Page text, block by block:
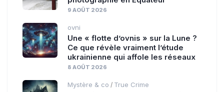
9 AOÛT 2026
ovni
Une « flotte d’ovnis » sur la Lune ?
Ce que révèle vraiment l’étude
ukrainienne qui affole les réseaux
8 AOÛT 2026
Mystère & co / True Crime